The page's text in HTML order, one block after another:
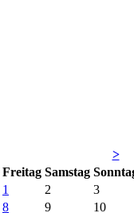
>
Freitag Samstag So
1
2
3
8 9 10